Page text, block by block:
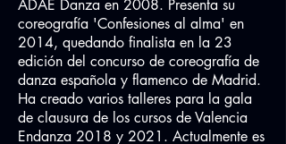
ADAE Danza en 2008. Presenta su
coreografía 'Confesiones al alma' en
2014, quedando finalista en la 23
edición del concurso de coreografía de
danza española y flamenco de Madrid.
Ha creado varios talleres para la gala
de clausura de los cursos de Valencia
Endanza 2018 y 2021. Actualmente es